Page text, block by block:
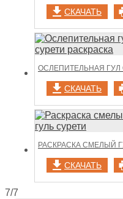
СКАЧАТЬ
СКАЧАТЬ
СКАЧАТЬ
7/7